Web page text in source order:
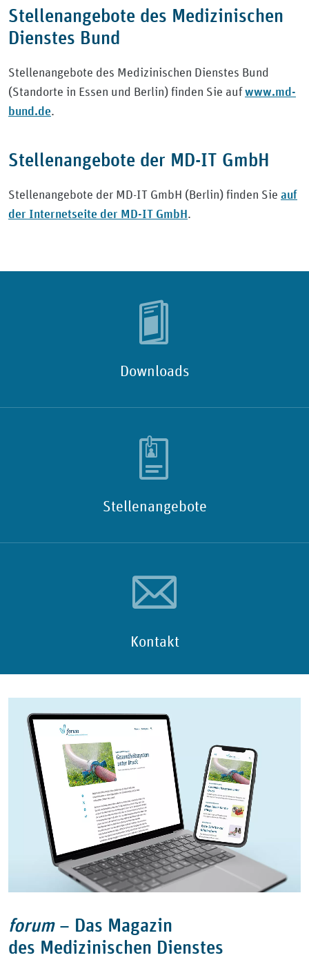
Stellenangebote des Medizinischen
Dienstes Bund
Stellenangebote des Medizinischen Dienstes Bund
(Standorte in Essen und Berlin) finden Sie aufwww.md-
bund.de.
Stellenangebote der MD-IT GmbH
Stellenangebote der MD-IT GmbH (Berlin) finden Sie auf
der Internetseite der MD-IT GmbH.
Downloads
Stellenangebote
Kontakt
forum – Das Magazin
des Medizinischen Dienstes